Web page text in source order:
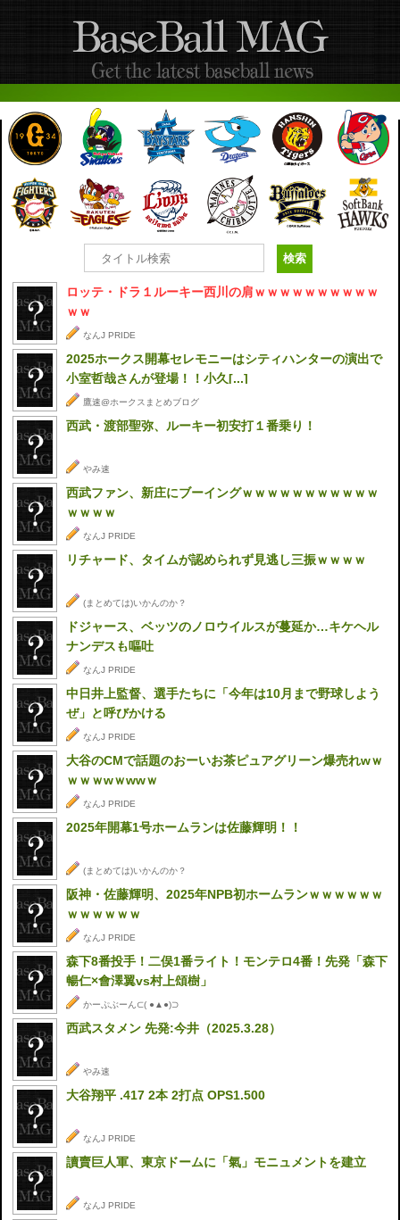
ロッテ・ドラ１ルーキー西川の肩ｗｗｗｗｗｗｗｗｗｗ
ｗｗ
なんJ PRIDE
2025ホークス開幕セレモニーはシティハンターの演出で
小室哲哉さんが登場！！小久[...]
鷹速@ホークスまとめブログ
西武・渡部聖弥、ルーキー初安打１番乗り！
やみ速
西武ファン、新庄にブーイングｗｗｗｗｗｗｗｗｗｗｗ
ｗｗｗｗ
なんJ PRIDE
リチャード、タイムが認められず見逃し三振ｗｗｗｗ
(まとめては)いかんのか？
ドジャース、ベッツのノロウイルスが蔓延か…キケヘル
ナンデスも嘔吐
なんJ PRIDE
中日井上監督、選手たちに「今年は10月まで野球しよう
ぜ」と呼びかける
なんJ PRIDE
大谷のCMで話題のおーいお茶ピュアグリーン爆売れwｗ
ｗｗｗwｗwwｗ
なんJ PRIDE
2025年開幕1号ホームランは佐藤輝明！！
(まとめては)いかんのか？
阪神・佐藤輝明、2025年NPB初ホームランｗｗｗｗｗｗ
ｗｗｗｗｗｗ
なんJ PRIDE
森下8番投手！二俣1番ライト！モンテロ4番！先発「森下
暢仁×會澤翼vs村上頌樹」
かーぷぶーん⊂( ●▲●)⊃
西武スタメン 先発:今井（2025.3.28）
やみ速
大谷翔平 .417 2本 2打点 OPS1.500
なんJ PRIDE
讀賣巨人軍、東京ドームに「氣」モニュメントを建立
なんJ PRIDE